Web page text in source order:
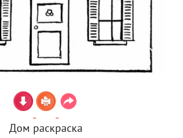
Дом раскраска